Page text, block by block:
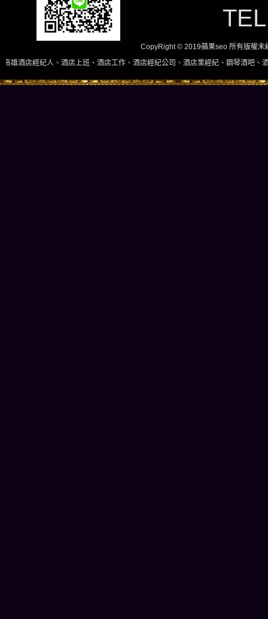
CopyRight © 2019蘋果seo 所有版權未
酒店上班、酒店工作、酒店經紀公司、酒店業經紀、鋼琴酒吧、酒店小姐、